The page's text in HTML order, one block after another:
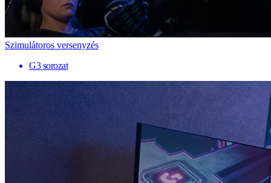
Szimulátoros versenyzés
G3 sorozat